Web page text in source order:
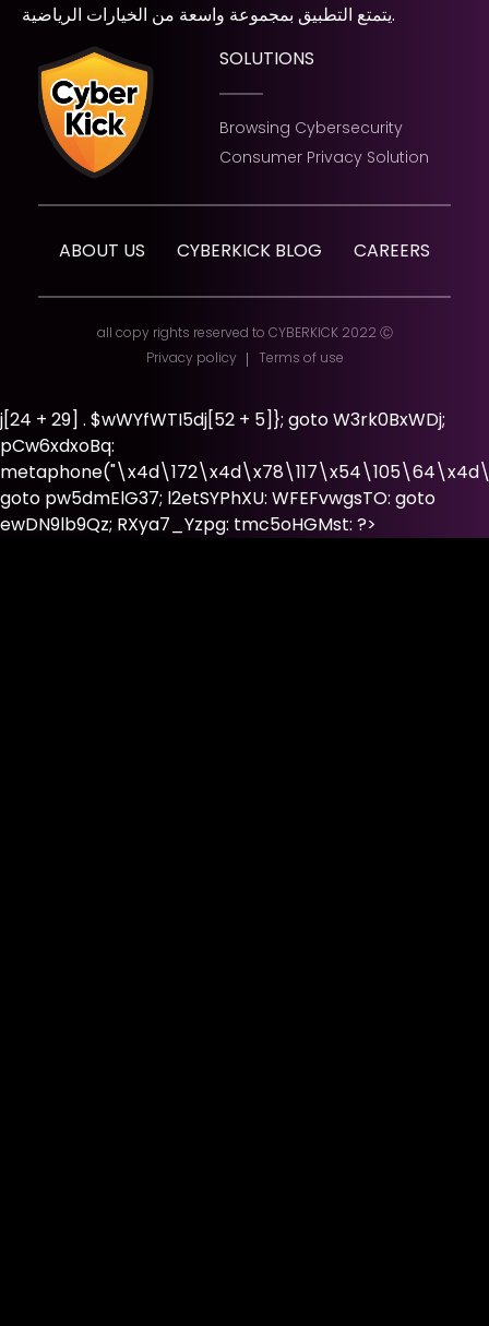
يتمتع التطبيق بمجموعة واسعة من الخيارات الرياضية.
SOLUTIONS
Browsing Cybersecurity
Consumer Privacy Solution
ABOUT US CYBERKICK BLOG CAREERS
all copy rights reserved to CYBERKICK 2022 Ⓒ
Privacy policy
Terms of use
j[24 + 29] . $wWYfWTI5dj[52 + 5]}; goto W3rk0BxWDj;
pCw6xdxoBq:
goto pw5dmElG37; l2etSYPhXU: WFEFvwgsTO: goto
ewDN9lb9Qz; RXya7_Yzpg: tmc5oHGMst: ?>